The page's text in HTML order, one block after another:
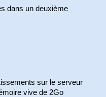
dans un deuxième
sur le serveur
vive de 2Go